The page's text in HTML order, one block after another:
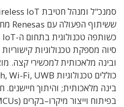
סמנכ"ל ומנהל חטיבת IoT
ששיתוף הפעולה עם Renesas
כשותפה טכנולוגית בתחום ה-IoT
סיוה מספקת טכנולוגיות
ובינה מלאכותית למכשירי קצה.
בינה מלאכותית; והיתוך חיישנים.
בפיתוח וייצור מיקרו–בקרים (MCUs),